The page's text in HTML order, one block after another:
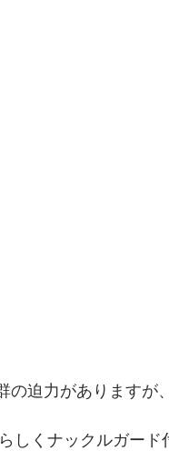
の迫力がありますが
しくナックルガー